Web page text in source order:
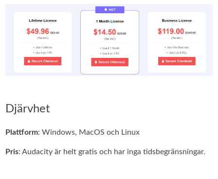
Djärvhet
Plattform: Windows, MacOS och Linux
Pris: Audacity är helt gratis och har inga tidsbegränsningar.